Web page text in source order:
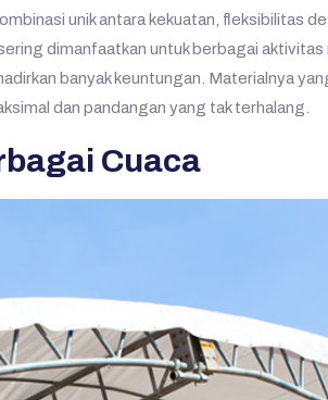
unik antara kekuatan, fleksibilitas
dimanfaatkan untuk berbagai
banyak keuntungan. Materialnya
dan pandangan yang tak terhalang.
Cuaca